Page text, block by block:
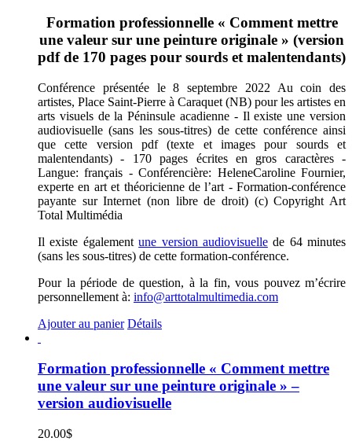
Formation professionnelle « Comment mettre
une valeur sur une peinture originale » (version
pdf de 170 pages pour sourds et malentendants)
Conférence présentée le 8 septembre 2022 Au coin des
artistes, Place Saint-Pierre à Caraquet (NB) pour les artistes en
arts visuels de la Péninsule acadienne - Il existe une version
audiovisuelle (sans les sous-titres) de cette conférence ainsi
que cette version pdf (texte et images pour sourds et
malentendants) - 170 pages écrites en gros caractères -
Langue: français - Conférencière: HeleneCaroline Fournier,
experte en art et théoricienne de l’art - Formation-conférence
payante sur Internet (non libre de droit) (c) Copyright Art
Total Multimédia
Il existe égalementune version audiovisuellede 64 minutes
(sans les sous-titres) de cette formation-conférence.
Pour la période de question, à la fin, vous pouvez m’écrire
personnellement à: info@arttotalmultimedia.com
Ajouter au panier Détails
Formation professionnelle « Comment mettre
une valeur sur une peinture originale » –
version audiovisuelle
20.00$